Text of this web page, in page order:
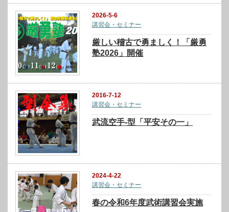
2026-5-6
講習会・セミナー
厳しい稽古で勇ましく！「厳勇
塾2026」開催
2016-7-12
講習会・セミナー
武流空手-型「平安その一」
2024-4-22
講習会・セミナー
春の令和6年度武術講習会実施